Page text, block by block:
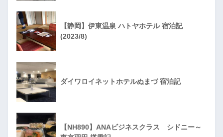
【静岡】伊東温泉 ハトヤホテル 宿泊記
(2023/8)
ダイワロイネットホテルぬまづ 宿泊記
【NH890】ANAビジネスクラス シドニー～